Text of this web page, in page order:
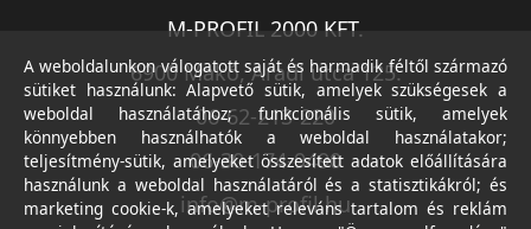
M-PROFIL 2000 KFT.
6900 Makó, Aradi utca 125.
06-62-213-220
06-30-174-9490
info@m-profil.hu
A weboldalunkon válogatott saját és harmadik féltől származó
sütiket használunk: Alapvető sütik, amelyek szükségesek a
weboldal használatához; funkcionális sütik, amelyek
könnyebben használhatók a weboldal használatakor;
teljesítmény-sütik, amelyeket összesített adatok előállítására
használunk a weboldal használatáról és a statisztikákról; és
marketing cookie-k, amelyeket releváns tartalom és reklám